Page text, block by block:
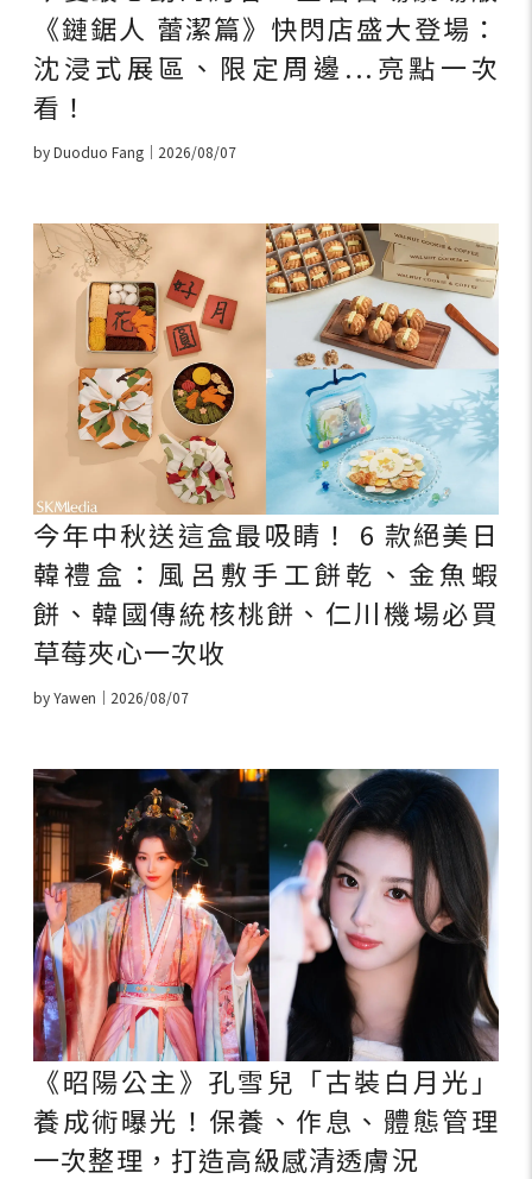
《鏈鋸人 蕾潔篇》快閃店盛大登場：
沈浸式展區、限定周邊...亮點一次
看！
by Duoduo Fang｜2026/08/07
今年中秋送這盒最吸睛！ 6 款絕美日
韓禮盒：風呂敷手工餅乾、金魚蝦
餅、韓國傳統核桃餅、仁川機場必買
草莓夾心一次收
by Yawen｜2026/08/07
《昭陽公主》孔雪兒「古裝白月光」
養成術曝光！保養、作息、體態管理
一次整理，打造高級感清透膚況